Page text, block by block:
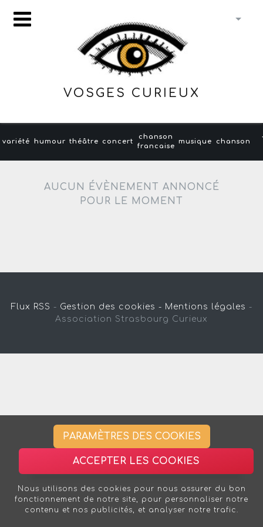
VOSGES CURIEUX
variété humour théâtre concert
chanson
francaise
musique chanson
AUCUN ÉVÈNEMENT ANNONCÉ
POUR LE MOMENT
Flux RSS - Gestion des cookies - Mentions légales -
Association Strasbourg Curieux
PARAMÈTRES DES COOKIES
ACCEPTER LES COOKIES
Nous utilisons des cookies pour nous assurer du bon
fonctionnement de notre site, pour personnaliser notre
contenu et nos publicités, et analyser notre trafic.